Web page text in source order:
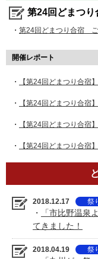
第24回どまつ
・ 第24回どまつり合宿 ご
開催レポート
・ 【第24回どまつり合
・ 【第24回どまつり合
・ 【第24回どまつり合
・ 【第24回どまつり合宿
2018.12.17 祭
・
「市比野温泉
てきました！
2018.04.19 祭